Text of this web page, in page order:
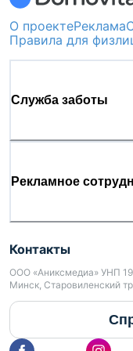
О проектеРеклама
Правила для
Служба заботы
Рекламное
Контакты
ООО «Аниксмедиа» УНП
Минск, Старовиленский